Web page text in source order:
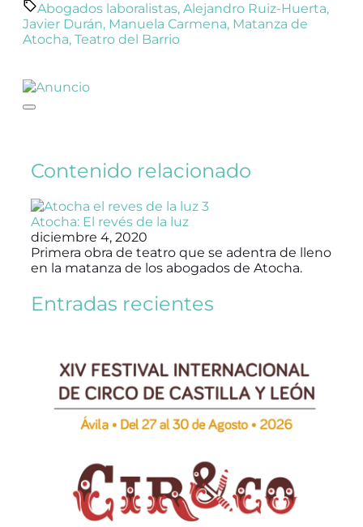
Abogados laboralistas, Alejandro Ruiz-Huerta,
Javier Durán, Manuela Carmena, Matanza de
Atocha, Teatro del Barrio
Contenido relacionado
Atocha: El revés de la luz
diciembre 4, 2020
Primera obra de teatro que se adentra de lleno
en la matanza de los abogados de Atocha.
Entradas recientes